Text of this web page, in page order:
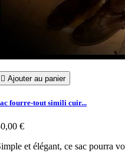
 Ajouter au panier
fourre-tout simili cuir...
€
et élégant, ce sac pourra